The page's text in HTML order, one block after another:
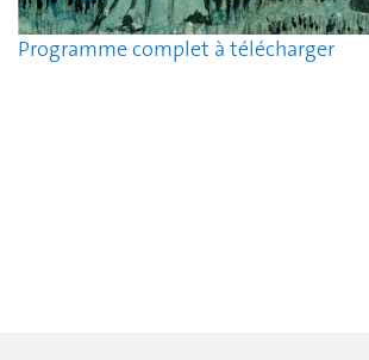
Programme complet à télécharger